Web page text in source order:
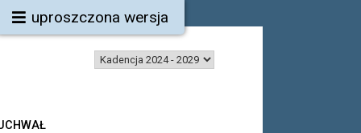
uproszczona wersja